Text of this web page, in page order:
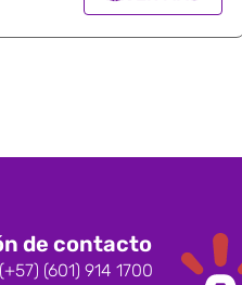
de contacto
(601) 914 1700